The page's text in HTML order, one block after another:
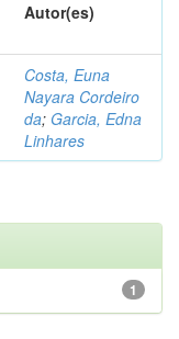
Autor(es)
Costa, Euna
Nayara Cordeiro
da; Garcia, Edna
Linhares
1